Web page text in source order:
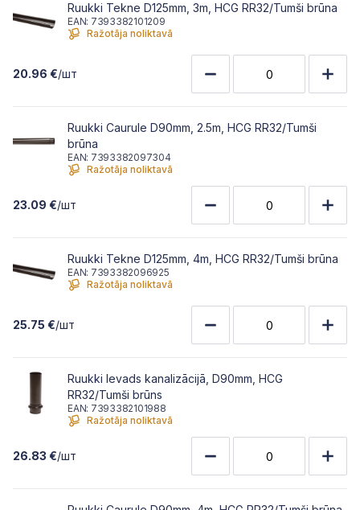
Ruukki Tekne D125mm, 3m, HCG RR32/Tumši brūna
EAN: 7393382101209
Ražotāja noliktavā
20.96 €/шт
Ruukki Caurule D90mm, 2.5m, HCG RR32/Tumši
brūna
EAN: 7393382097304
Ražotāja noliktavā
23.09 €/шт
Ruukki Tekne D125mm, 4m, HCG RR32/Tumši brūna
EAN: 7393382096925
Ražotāja noliktavā
25.75 €/шт
Ruukki Ievads kanalizācijā, D90mm, HCG
RR32/Tumši brūns
EAN: 7393382101988
Ražotāja noliktavā
26.83 €/шт